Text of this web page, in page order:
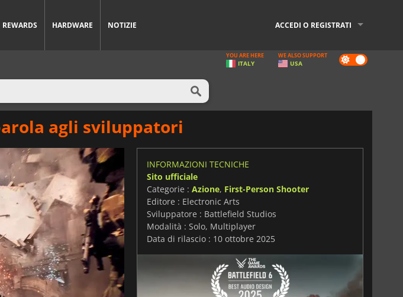
REWARDS HARDWARE NOTIZIE ACCEDI O REGISTRATI
Dark
mode
YOU ARE HERE
ITALY
WE ALSO SUPPORT
USA
agli sviluppatori
INFORMAZIONI TECNICHE
Sito ufficiale
Categorie : Azione, First-Person Shooter
Editore : Electronic Arts
Sviluppatore : Battlefield Studios
Modalità : Solo, Multiplayer
Data di rilascio : 10 ottobre 2025